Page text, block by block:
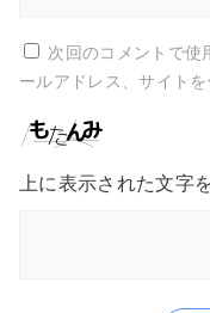
次回のコメントで使
ールアドレス、サイトを
上に表示された文字